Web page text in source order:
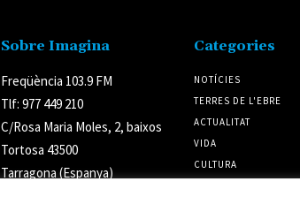
Sobre Imagina
Freqüència 103.9 FM
Tlf: 977 449 210
C/Rosa Maria Moles, 2, baixos
Tortosa 43500
Tarragona (Espanya)
Categories
NOTÍCIES
TERRES DE L'EBRE
ACTUALITAT
VIDA
CULTURA